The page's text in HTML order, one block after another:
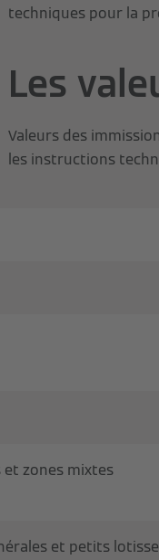
techniques pour la
Les
Valeurs des
les instructions
et zones mixtes
et petits